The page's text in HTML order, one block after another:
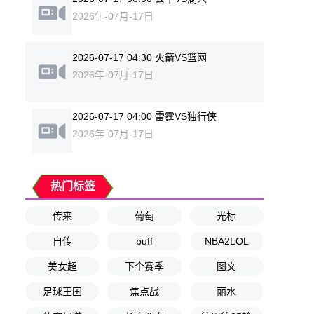
2026年-07月-17日
2026-07-17 04:30 火箭VS篮网
2026年-07月-17日
2026-07-17 04:00 雷霆VS独行侠
2026年-07月-17日
热门标签
传来 葡萄 光标
自传 buff NBA2LOL
美女超 下个赛季 图文
足球王国 焦点战 丽水